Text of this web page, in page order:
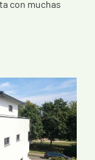
con muchas